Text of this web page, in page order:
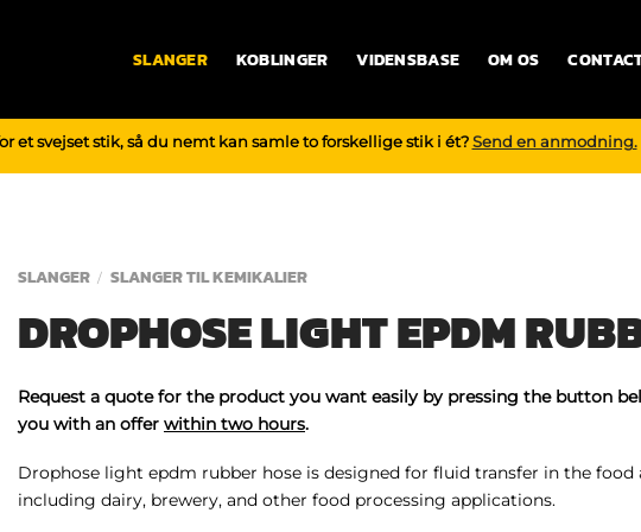
SLANGER KOBLINGER VIDENSBASE OM OS
et svejset stik, så du nemt kan samle to forskellige stik i ét? Send en anmodning.
SLANGER / SLANGER TIL KEMIKALIER
DROPHOSE LIGHT EPDM
Request a quote for the product you want easily by pressing the button
you with an offer within two hours.
Drophose light epdm rubber hose is designed for fluid transfer in the food
including dairy, brewery, and other food processing applications.